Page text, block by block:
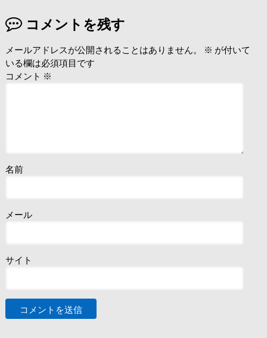
コメントを残す
メールアドレスが公開されることはありません。 ※ が付いて
いる欄は必須項目です
コメント ※
名前
メール
サイト